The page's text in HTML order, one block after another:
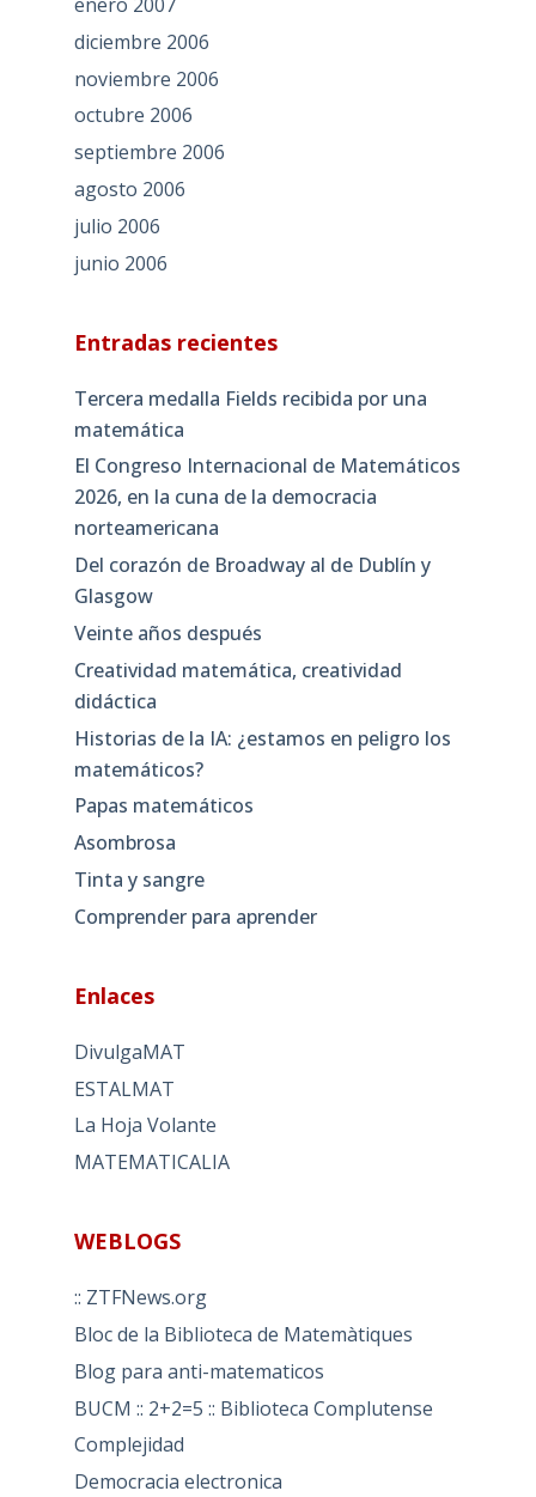
diciembre 2006
noviembre 2006
octubre 2006
septiembre 2006
agosto 2006
julio 2006
junio 2006
Entradas recientes
Tercera medalla Fields recibida por una
matemática
El Congreso Internacional de Matemáticos
2026, en la cuna de la democracia
norteamericana
Del corazón de Broadway al de Dublín y
Glasgow
Veinte años después
Creatividad matemática, creatividad
didáctica
Historias de la IA: ¿estamos en peligro los
matemáticos?
Papas matemáticos
Asombrosa
Tinta y sangre
Comprender para aprender
Enlaces
DivulgaMAT
ESTALMAT
La Hoja Volante
MATEMATICALIA
WEBLOGS
:: ZTFNews.org
Bloc de la Biblioteca de Matemàtiques
Blog para anti-matematicos
BUCM :: 2+2=5 :: Biblioteca Complutense
Complejidad
Democracia electronica